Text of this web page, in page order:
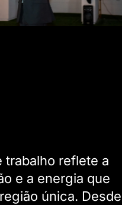
trabalho reflete a
e a energia que
única. Desde